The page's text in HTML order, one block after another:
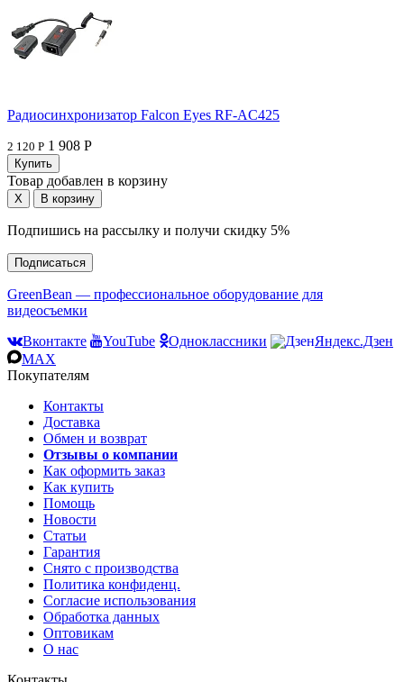
Радиосинхронизатор Falcon Eyes RF-AC425
2 120 Р 1 908 Р
Товар добавлен в корзину
Подпишись на рассылку и получи скидку 5%
Подписаться
GreenBean — профессиональное оборудование для
видеосъемки
Вконтакте
YouTube Одноклассники
Яндекс.Дзен
MAX
Покупателям
Контакты
Доставка
Обмен и возврат
Отзывы о компании
Как оформить заказ
Как купить
Помощь
Новости
Статьи
Гарантия
Снято с производства
Политика конфиденц.
Согласие использования
Обработка данных
Оптовикам
О нас